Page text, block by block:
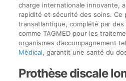
charge internationale innovante,
rapidité et sécurité des soins. Ce
transatlantique, complété par des
comme TAGMED pour les
organismes d’accompagnement
Médical, garantit une santé du
Prothèse discale